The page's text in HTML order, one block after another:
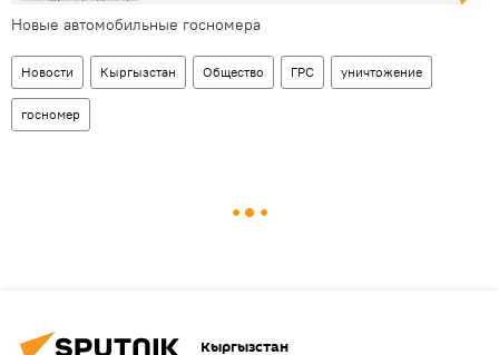
Новые автомобильные госномера
Новости Кыргызстан Общество ГРС уничтожение
госномер
Кыргызстан